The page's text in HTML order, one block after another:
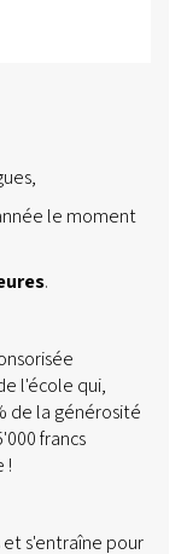
le moment
.
l'école qui,
de la générosité
francs
!
s'entraîne pour